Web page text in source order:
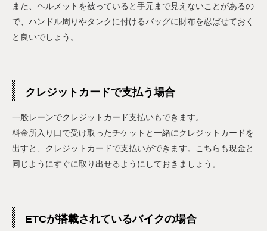
また、ヘルメットを被っていると手元まで見えないことがあるの
で、ハンドル周りやタンクに付けるバッグに財布を忍ばせておく
と良いでしょう。
クレジットカードで支払う場合
一般レーンでクレジットカード支払いもできます。
料金所入り口で受け取ったチケットと一緒にクレジットカードを
出すと、クレジットカードで支払いができます。こちらも現金と
同じようにすぐに取り出せるようにしておきましょう。
ETCが搭載されているバイクの場合